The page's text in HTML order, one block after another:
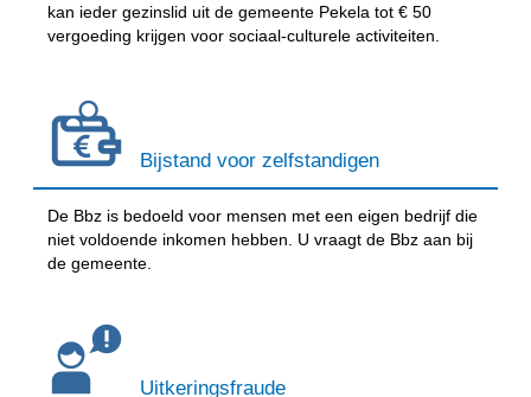
kan ieder gezinslid uit de gemeente Pekela tot € 50
vergoeding krijgen voor sociaal-culturele activiteiten.
Bijstand voor zelfstandigen
De Bbz is bedoeld voor mensen met een eigen bedrijf die
niet voldoende inkomen hebben. U vraagt de Bbz aan bij
de gemeente.
Uitkeringsfraude